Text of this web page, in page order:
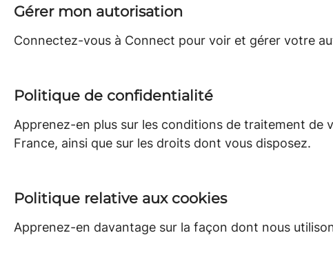
Gérer mon autorisation
Connectez-vous à Connect pour voir et gérer votre
Politique de confidentialité
Apprenez-en plus sur les conditions de traitement de
France, ainsi que sur les droits dont vous disposez.
Politique relative aux cookies
Apprenez-en davantage sur la façon dont nous